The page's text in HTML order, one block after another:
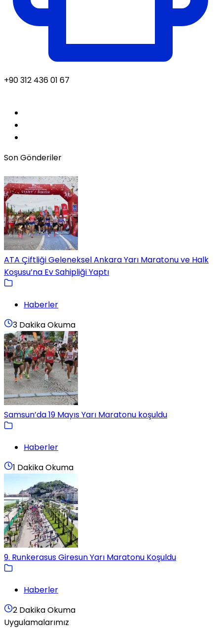
+90 312 436 01 67
Son Gönderiler
ATA Çiftliği Geleneksel Ankara Yarı Maratonu ve Halk
Koşusu’na Ev Sahipliği Yaptı
Haberler
3 Dakika Okuma
Samsun’da 19 Mayıs Yarı Maratonu koşuldu
Haberler
1 Dakika Okuma
9. Runkerasus Giresun Yarı Maratonu Koşuldu
Haberler
2 Dakika Okuma
Uygulamalarımız